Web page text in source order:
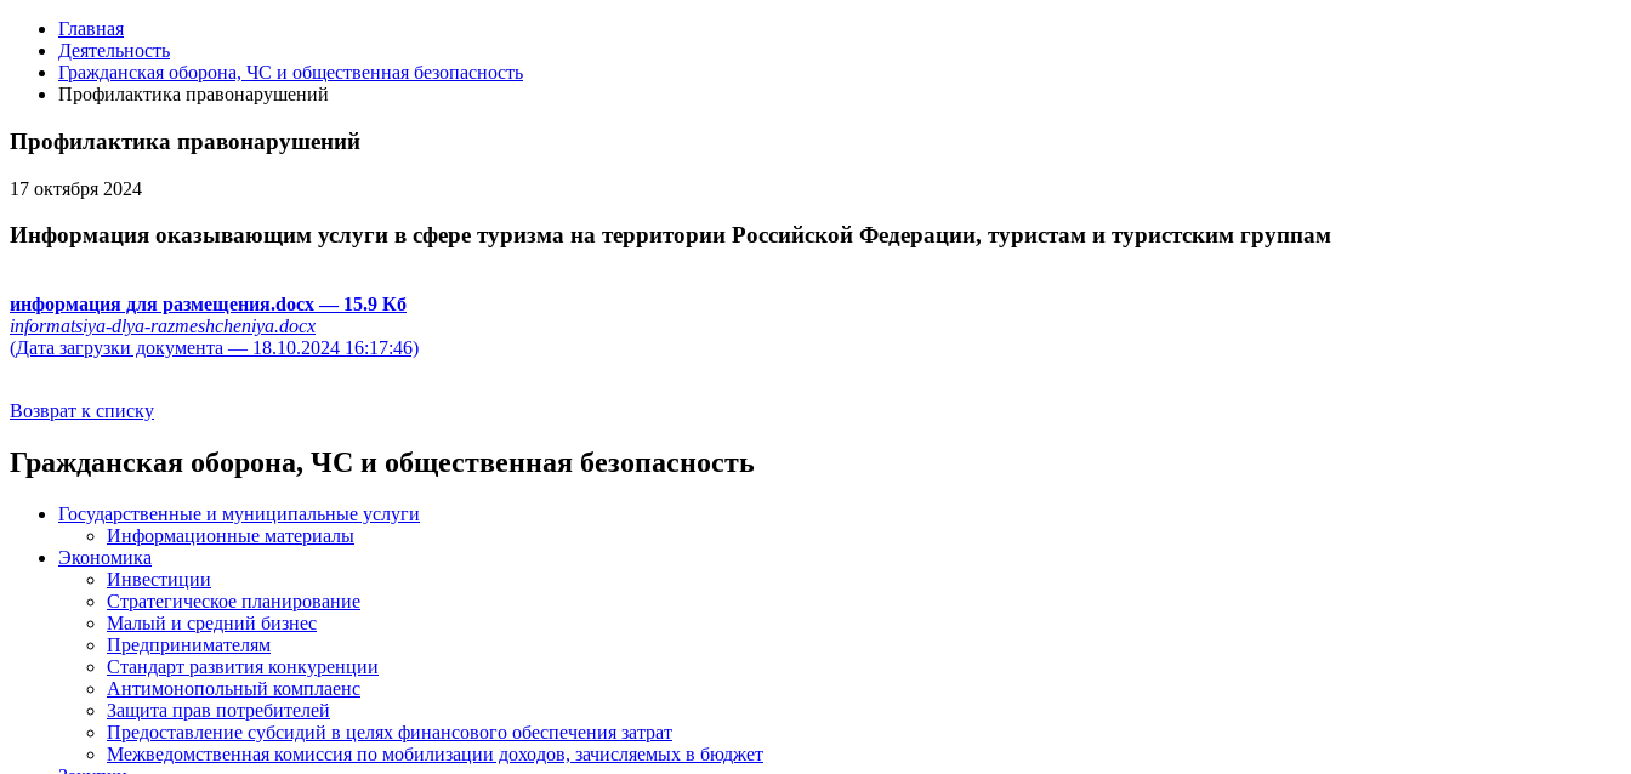
Главная
Деятельность
Гражданская оборона, ЧС и общественная безопасность
Профилактика правонарушений
Профилактика правонарушений
17 октября 2024
Информация оказывающим услуги в сфере туризма на территории Российской Федерации, туристам и туристским группам
информация для размещения.docx— 15.9 Кб
informatsiya-dlya-razmeshcheniya.docx
(Дата загрузки документа — 18.10.2024 16:17:46)
Возврат к списку
Гражданская оборона, ЧС и общественная безопасность
Государственные и муниципальные услуги
Информационные материалы
Экономика
Инвестиции
Стратегическое планирование
Малый и средний бизнес
Предпринимателям
Стандарт развития конкуренции
Антимонопольный комплаенс
Защита прав потребителей
Предоставление субсидий в целях финансового обеспечения затрат
Межведомственная комиссия по мобилизации доходов, зачисляемых в бюджет